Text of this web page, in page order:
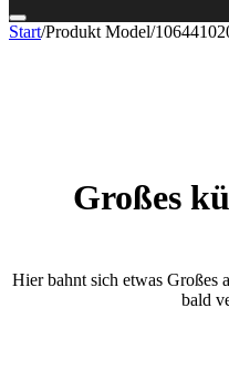
Start/Produkt Model/
Großes
Hier bahnt sich etwas Großes
bald